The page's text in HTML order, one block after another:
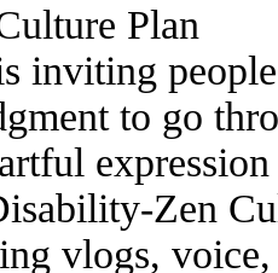
Plan
inviting
to go
Zen
vlogs,